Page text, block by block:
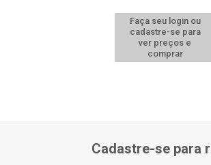
Faça seu login ou
cadastre-se para
ver preços e
comprar
Cadastre-se para